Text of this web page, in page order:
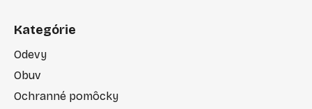
Kategórie
Odevy
Obuv
Ochranné pomôcky